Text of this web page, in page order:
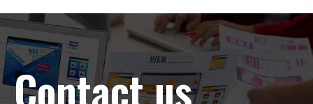
Contact us